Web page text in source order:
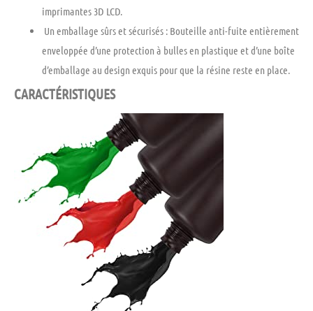
imprimantes 3D LCD.
Un emballage sûrs et sécurisés : Bouteille anti-fuite entièrement
enveloppée d’une protection à bulles en plastique et d’une boîte
d’emballage au design exquis pour que la résine reste en place.
CARACTÉRISTIQUES